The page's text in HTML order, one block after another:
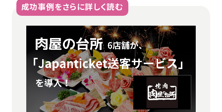
成功事例をさらに詳しく読む